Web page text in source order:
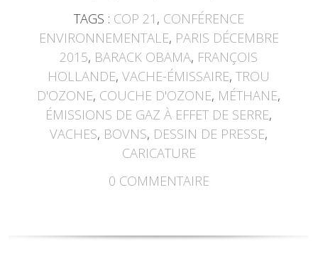
TAGS : COP 21 , CONFÉRENCE
ENVIRONNEMENTALE, PARIS DÉCEMBRE
2015, BARACK OBAMA, FRANÇOIS
HOLLANDE,VACHE-ÉMISSAIRE,TROU
D'OZONE, COUCHE D'OZONE, MÉTHANE,
ÉMISSIONS DE GAZ À EFFET DE SERRE,
VACHES, BOVNS, DESSIN DE PRESSE,
CARICATURE
0 COMMENTAIRE